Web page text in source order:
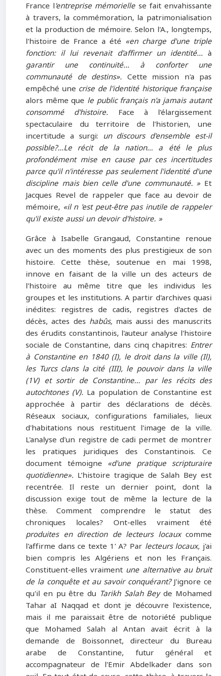
France l'entreprise mémorielle se fait envahissante
à travers, la commémoration, la patrimonialisation
et la production de mémoire. Selon l'A., longtemps,
l'histoire de France a été «en charge d'une triple
fonction: il lui revenait d'affirmer un identité... à
garantir une continuité... à conforter une
communauté de destins». Cette mission n'a pas
empêché une crise de l'identité historique française
alors même que le public français n'a jamais autant
consommé d'histoire. Face à l'élargissement
spectaculaire du territoire de l'historien, une
incertitude a surgi: un discours d'ensemble est-il
possible?…Le récit de la nation... a été le plus
profondément mise en cause par ces incertitudes
parce qu'il n'intéresse pas seulement l'identité d'une
discipline mais bien celle d'une communauté. » Et
Jacques Revel de rappeler que face au devoir de
mémoire, «il n 'est peut-être pas inutile de rappeler
qu'il existe aussi un devoir d'histoire. »
Grâce à Isabelle Grangaud, Constantine renoue
avec un des moments des plus prestigieux de son
histoire. Cette thèse, soutenue en mai 1998,
innove en faisant de la ville un des acteurs de
l'histoire au même titre que les individus les
groupes et les institutions. A partir d'archives quasi
inédites: registres de cadis, registres d'actes de
décès, actes des habûs, mais aussi des manuscrits
des érudits constantinois, l'auteur analyse l'histoire
sociale de Constantine, dans cinq chapitres: Entrer
à Constantine en 1840 (I), le droit dans la ville (Il),
les Turcs clans la cité (III), le pouvoir dans la ville
(1V) et sortir de Constantine... par les récits des
autochtones (V). La population de Constantine est
approchée à partir des déclarations de décès.
Réseaux sociaux, configurations familiales, lieux
d'habitations nous restituent l'image de la ville.
L'analyse d'un registre de cadi permet de montrer
les pratiques juridiques des Constantinois. Ce
document témoigne «d'une pratique scripturaire
quotidienne». L'histoire tragique de Salah Bey est
recentrée. Il reste un dernier point, dont la
discussion exige tout de même la lecture de la
thèse. Comment comprendre le statut des
chroniques locales? Ont-elles vraiment été
produites en direction de lecteurs locaux comme
l'affirme dans ce texte 1' A? Par lecteurs locaux, j'ai
bien compris les Algériens et non les Français.
Constituent-elles vraiment une alternative au bruit
de la conquête et au savoir conquérant?J'ignore ce
qu'il en pu être du Tarikh Salah Beyde Mohamed
Tahar aI Naqqad et dont je découvre l'existence,
mais il me paraissait être de notoriété publique
que Mohamed Salah al Antan avait écrit à la
demande de Boissonnet, directeur du Bureau
arabe de Constantine, futur général et
accompagnateur de l'Emir Abdelkader dans son